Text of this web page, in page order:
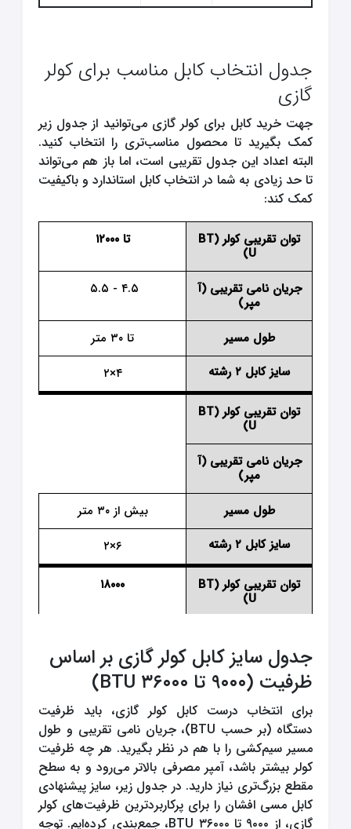
جدول انتخاب کابل مناسب برای کولر
گازی
جهت خرید کابل برای کولر گازی می‌توانید از جدول زیر
کمک بگیرید تا محصول مناسب‌تری را انتخاب کنید.
البته اعداد این جدول تقریبی است، اما باز هم می‌تواند
تا حد زیادی به شما در انتخاب کابل استاندارد و باکیفیت
کمک کند:
توان تقریبی کولر (BT
U)
تا ۱۲۰۰۰
جریان نامی تقریبی (آ
مپر)
۴.۵ - ۵.۵
طول مسیر
تا ۳۰ متر
سایز کابل ۲ رشته ۴×۲
توان تقریبی کولر (BT
U)
جریان نامی تقریبی (آ
مپر)
طول مسیر
بیش از ۳۰ متر
سایز کابل ۲ رشته ۶×۲
توان تقریبی کولر (BT
U)
۱۸۰۰۰
مپر)
طول مسیر
تا ۴۰ متر
سایز کابل ۲ رشته
۴×۲
توان تقریبی کولر (BT
U)
جریان نامی تقریبی (آ
مپر)
جدول سایز کابل کولر گازی بر اساس
ظرفیت (۹۰۰۰ تا ۳۶۰۰۰ BTU)
برای انتخاب درست کابل کولر گازی، باید ظرفیت
دستگاه (بر حسب BTU)، جریان نامی تقریبی و طول
مسیر سیم‌کشی را با هم در نظر بگیرید. هر چه ظرفیت
کولر بیشتر باشد، آمپر مصرفی بالاتر می‌رود و به سطح
مقطع بزرگ‌تری نیاز دارید. در جدول زیر، سایز پیشنهادی
کابل مسی افشان را برای پرکاربردترین ظرفیت‌های کولر
گازی، از ۹۰۰۰ تا ۳۶۰۰۰ BTU، جمع‌بندی کرده‌ایم. توجه